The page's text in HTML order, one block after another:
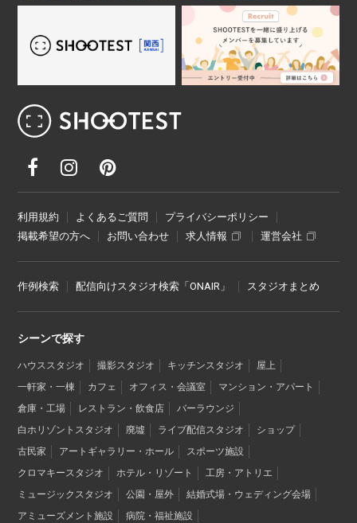
利用規約 よくあるご質問
プライバシーポリシー
掲載希望の方へ
お問い合わせ 求人情報 運営会社
作例検索 配信向けスタジオ検索「ONAIR」 スタジオまとめ
シーンで探す
ハウススタジオ 撮影スタジオ キッチンスタジオ
屋上
一軒家・一棟
カフェ オフィス・会議室
マンション・アパート
倉庫・工場
レストラン・飲食店
バーラウンジ
白ホリゾントスタジオ
廃墟 ライブ配信スタジオ
ショップ
古民家
アートギャラリー・ホール
スポーツ施設
クロマキースタジオ
ホテル・リゾート
工房・アトリエ
ミュージックスタジオ
公園・屋外
結婚式場・ウェディング会場
アミューズメント施設
病院・福祉施設